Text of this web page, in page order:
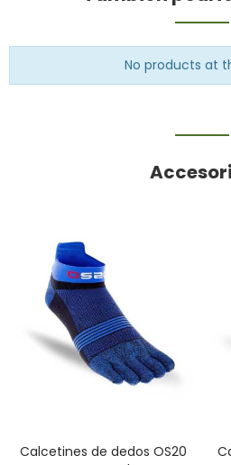
No products at
Calcetines de dedos OS20